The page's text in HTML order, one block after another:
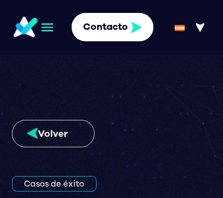
Contacto
Volver
Casos de éxito